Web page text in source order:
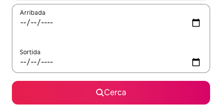
Arribada
Sortida
Cerca